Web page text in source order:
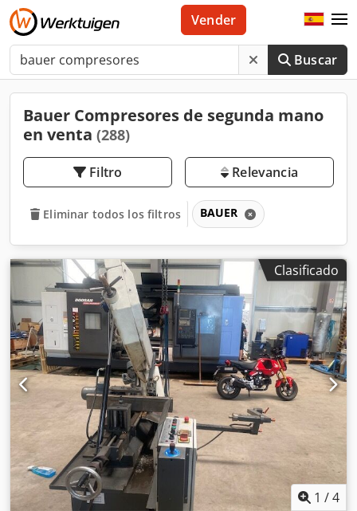
Buscar
Vender
Bauer Compresores de segunda mano
en venta (288)
Filtro Relevancia
Eliminar todos los filtros BAUER
Clasificado
1 /4